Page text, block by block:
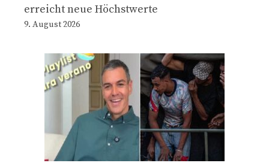
erreicht neue Höchstwerte
9. August 2026